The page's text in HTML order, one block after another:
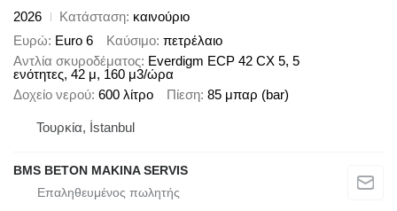
2026
Κατάσταση καινούριο
Ευρώ Euro 6 Καύσιμο πετρέλαιο
Αντλία σκυροδέματος Everdigm ECP 42 CX 5, 5
ενότητες, 42 μ, 160 μ3/ώρα
Δοχείο νερού 600 λίτρο Πίεση 85 μπαρ (bar)
Τουρκία, İstanbul
BMS BETON MAKINA SERVIS